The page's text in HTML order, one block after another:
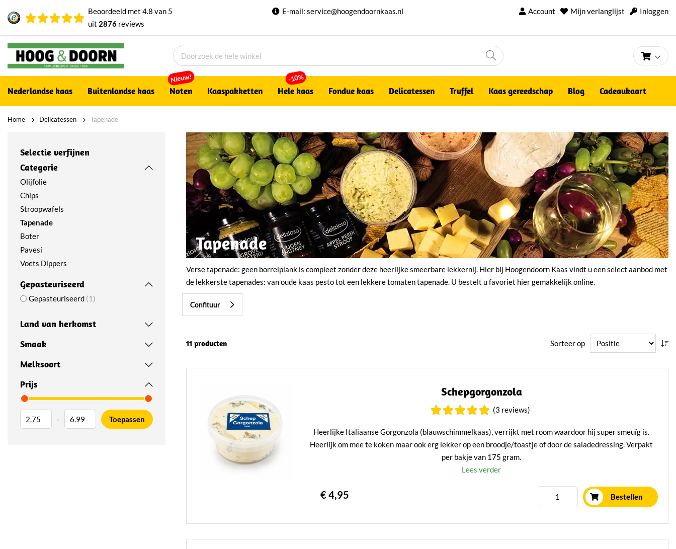
Beoordeeld met 4.8 van 5
uit 2876reviews
E-mail:service@hoogendoornkaas.nl Account Mijn verlanglijst Inloggen
Nederlandse kaas Buitenlandse kaas Noten
Nieuw!
Kaaspakketten Hele kaas
-10%
Fondue kaas Delicatessen Truffel Kaas gereedschap Blog Cadeaukaart
Home Delicatessen Tapenade
Tapenade
Verse tapenade: geen borrelplank is compleet zonder deze heerlijke smeerbare lekkernij. Hier bij Hoogendoorn Kaas vindt u een select aanbod met
de lekkerste tapenades: van oude kaas pesto tot een lekkere tomaten tapenade. U bestelt u favoriet hier gemakkelijk online.
Confituur
Sorteer op
11 producten
Schepgorgonzola
(3 reviews)
Heerlijke Italiaanse Gorgonzola (blauwschimmelkaas), verrijkt met room waardoor hij super smeuïg is.
Heerlijk om mee te koken maar ook erg lekker op een broodje/toastje of door de saladedressing. Verpakt
per bakje van 175 gram.
Lees verder
€ 4,95 Bestellen
Selectie verfijnen
Categorie
Olijfolie
Chips
Stroopwafels
Tapenade
Boter
Pavesi
Voets Dippers
Gepasteuriseerd
Gepasteuriseerd 1
Land van herkomst
Smaak
Melksoort
Prijs
- Toepassen